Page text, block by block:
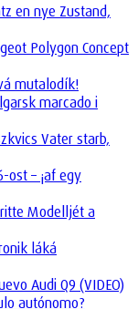
en nye Zustand,
Polygon Concept
mutalodík!
marcado i
Vater starb,
ost – ¡af egy
Modelljét a
láká
Audi Q9 (VIDEO)
autónomo?